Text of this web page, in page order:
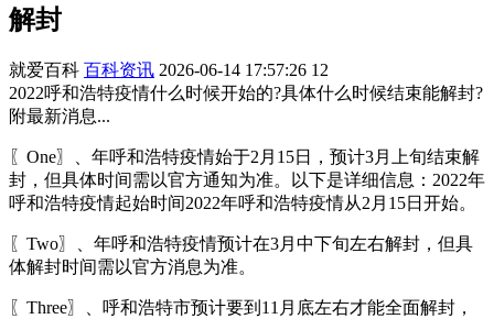
解封
就爱百科 百科资讯 2026-06-14 17:57:26 12
2022呼和浩特疫情什么时候开始的?具体什么时候结束能解封?
附最新消息...
〖One〗、年呼和浩特疫情始于2月15日，预计3月上旬结束解
封，但具体时间需以官方通知为准。以下是详细信息：2022年
呼和浩特疫情起始时间2022年呼和浩特疫情从2月15日开始。
〖Two〗、年呼和浩特疫情预计在3月中下旬左右解封，但具
体解封时间需以官方消息为准。
〖Three〗、呼和浩特市预计要到11月底左右才能全面解封，